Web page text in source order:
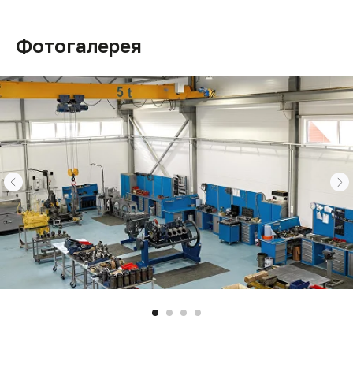
Фотогалерея